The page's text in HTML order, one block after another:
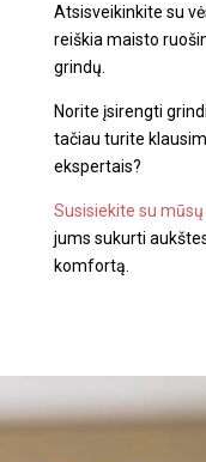
Atsisveikinkite su
reiškia maisto
grindų.
Norite įsirengti
tačiau turite
ekspertais?
Susisiekite su
jums sukurti
komfortą.